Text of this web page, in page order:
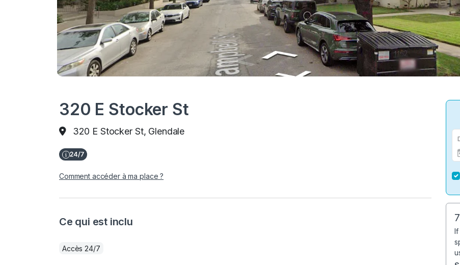
320 E Stocker St
320 E Stocker St, Glendale
Comment accéder à ma place ?
Ce qui est inclu
Accès 24/7
If